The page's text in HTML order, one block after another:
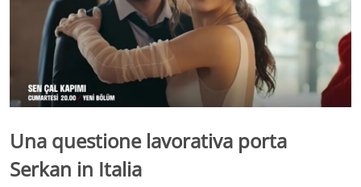
Una questione lavorativa porta
Serkan in Italia